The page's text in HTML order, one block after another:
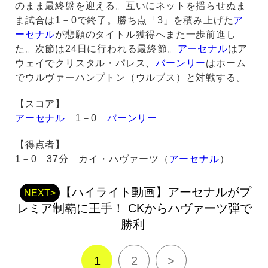
のまま最終盤を迎える。互いにネットを揺らせぬま
ま試合は1－0で終了。勝ち点「3」を積み上げたア
ーセナルが悲願のタイトル獲得へまた一歩前進し
た。次節は24日に行われる最終節。 アーセナルはア
ウェイでクリスタル・パレス、バーンリーはホーム
でウルヴァーハンプトン（ウルブス）と対戦する。
【スコア】
アーセナル 1－0 バーンリー
【得点者】
1－0 37分 カイ・ハヴァーツ（ アーセナル）
NEXT>
【ハイライト動画】アーセナルがプ
レミア制覇に王手！ CKからハヴァーツ弾で
勝利
1 2 >